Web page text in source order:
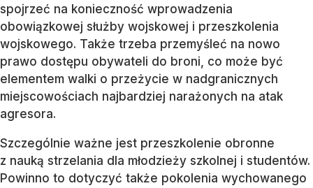
spojrzeć na konieczność wprowadzenia
obowiązkowej służby wojskowej i przeszkolenia
wojskowego. Także trzeba przemyśleć na nowo
prawo dostępu obywateli do broni, co może być
elementem walki o przeżycie w nadgranicznych
miejscowościach najbardziej narażonych na atak
agresora.
Szczególnie ważne jest przeszkolenie obronne
z nauką strzelania dla młodzieży szkolnej i studentów.
Powinno to dotyczyć także pokolenia wychowanego